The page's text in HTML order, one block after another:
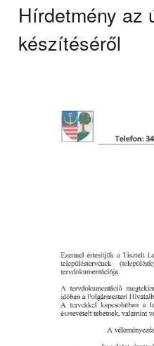
Hírdetmény az
készítéséről